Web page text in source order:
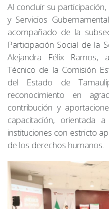
Al concluir su
y Servicios
acompañado de la
Participación Social de la
Alejandra Félix Ramos,
Técnico de la Comisión
del Estado de
reconocimiento en
contribución y
capacitación, orientada
instituciones con estricto
de los derechos humanos.